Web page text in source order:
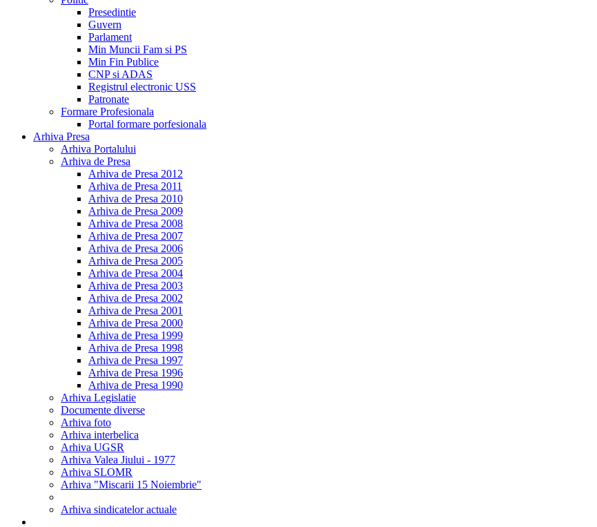
Presedintie
Guvern
Parlament
Min Muncii Fam si PS
Min Fin Publice
CNP si ADAS
Registrul electronic USS
Patronate
Formare Profesionala
Portal formare porfesionala
Arhiva Presa
Arhiva Portalului
Arhiva de Presa
Arhiva de Presa 2012
Arhiva de Presa 2011
Arhiva de Presa 2010
Arhiva de Presa 2009
Arhiva de Presa 2008
Arhiva de Presa 2007
Arhiva de Presa 2006
Arhiva de Presa 2005
Arhiva de Presa 2004
Arhiva de Presa 2003
Arhiva de Presa 2002
Arhiva de Presa 2001
Arhiva de Presa 2000
Arhiva de Presa 1999
Arhiva de Presa 1998
Arhiva de Presa 1997
Arhiva de Presa 1996
Arhiva de Presa 1990
Arhiva Legislatie
Documente diverse
Arhiva foto
Arhiva interbelica
Arhiva UGSR
Arhiva Valea Jiului - 1977
Arhiva SLOMR
Arhiva "Miscarii 15 Noiembrie"
Arhiva sindicatelor actuale